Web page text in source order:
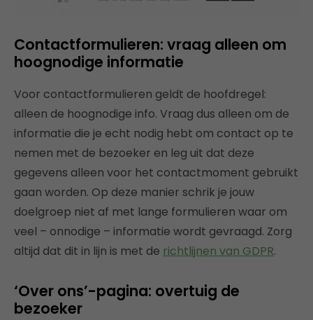
Contactformulieren: vraag alleen om
hoognodige informatie
Voor contactformulieren geldt de hoofdregel:
alleen de hoognodige info. Vraag dus alleen om de
informatie die je echt nodig hebt om contact op te
nemen met de bezoeker en leg uit dat deze
gegevens alleen voor het contactmoment gebruikt
gaan worden. Op deze manier schrik je jouw
doelgroep niet af met lange formulieren waar om
veel – onnodige – informatie wordt gevraagd. Zorg
altijd dat dit in lijn is met de richtlijnen van GDPR.
‘Over ons’-pagina: overtuig de
bezoeker